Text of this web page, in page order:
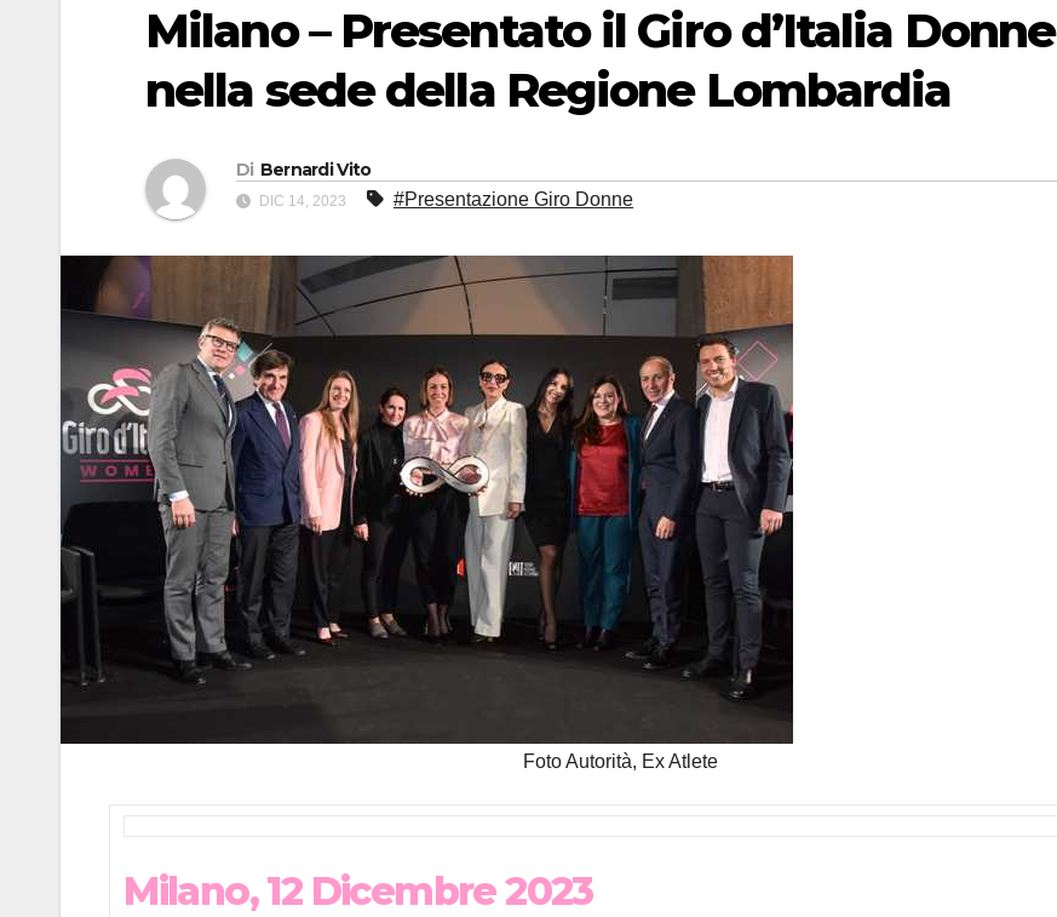
Milano – Presentato il Giro d’Italia Donne
nella sede della Regione Lombardia
Di Bernardi Vito
DIC 14, 2023 #Presentazione Giro Donne
Foto Autorità, Ex Atlete
Milano, 12 Dicembre 2023